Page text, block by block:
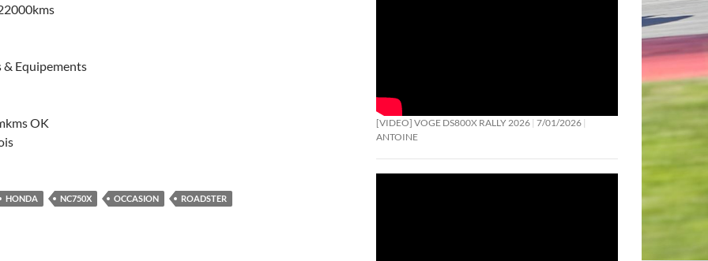
Equipements
OK
HONDA NC750X OCCASION ROADSTER
[VIDEO] VOGE DS800X RALLY 2026 7/01/2026
ANTOINE